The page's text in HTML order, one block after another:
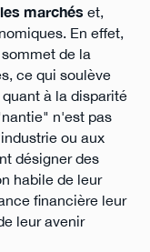
marchés et,
En effet,
de la
ce qui soulève
à la disparité
n'est pas
ou aux
désigner des
habile de leur
financière leur
leur avenir